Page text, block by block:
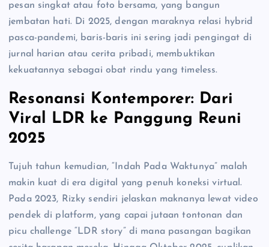
pesan singkat atau foto bersama, yang bangun
jembatan hati. Di 2025, dengan maraknya relasi hybrid
pasca-pandemi, baris-baris ini sering jadi pengingat di
jurnal harian atau cerita pribadi, membuktikan
kekuatannya sebagai obat rindu yang timeless.
Resonansi Kontemporer: Dari
Viral LDR ke Panggung Reuni
2025
Tujuh tahun kemudian, “Indah Pada Waktunya” malah
makin kuat di era digital yang penuh koneksi virtual.
Pada 2023, Rizky sendiri jelaskan maknanya lewat video
pendek di platform, yang capai jutaan tontonan dan
picu challenge “LDR story” di mana pasangan bagikan